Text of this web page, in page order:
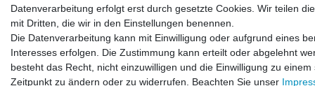
Datenverarbeitung erfolgt erst durch gesetzte Cookies. Wir teilen
mit Dritten, die wir in den Einstellungen benennen.
Die Datenverarbeitung kann mit Einwilligung oder aufgrund eines
Interesses erfolgen. Die Zustimmung kann erteilt oder abgelehnt
besteht das Recht, nicht einzuwilligen und die Einwilligung zu einem
Zeitpunkt zu ändern oder zu widerrufen. Beachten Sie unser